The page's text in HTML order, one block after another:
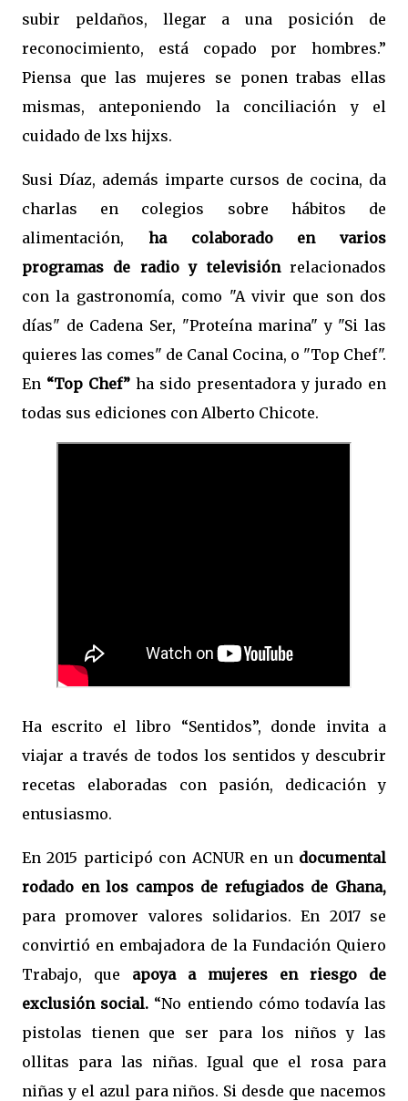
subir peldaños, llegar a una posición de
reconocimiento, está copado por hombres.”
Piensa que las mujeres se ponen trabas ellas
mismas, anteponiendo la conciliación y el
cuidado de lxs hijxs.
Susi Díaz, además imparte cursos de cocina, da
charlas en colegios sobre hábitos de
alimentación, ha colaborado en varios
programas de radio y televisiónrelacionados
con la gastronomía, como "A vivir que son dos
días" de Cadena Ser, "Proteína marina" y "Si las
quieres las comes" de Canal Cocina, o "Top Chef".
En “Top Chef” ha sido presentadora y jurado en
todas sus ediciones con Alberto Chicote.
Ha escrito el libro “Sentidos”, donde invita a
viajar a través de todos los sentidos y descubrir
recetas elaboradas con pasión, dedicación y
entusiasmo.
En 2015 participó con ACNUR en un documental
rodado en los campos de refugiados de Ghana,
para promover valores solidarios. En 2017 se
convirtió en embajadora de la Fundación Quiero
Trabajo, que apoya a mujeres en riesgo de
exclusión social. “No entiendo cómo todavía las
pistolas tienen que ser para los niños y las
ollitas para las niñas. Igual que el rosa para
niñas y el azul para niños. Si desde que nacemos